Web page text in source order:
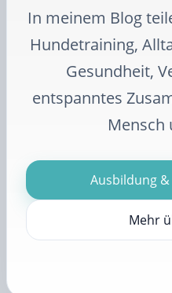
In meinem Blog
Hundetraining,
Gesundheit,
entspanntes
Mensch
Ausbildung
Mehr